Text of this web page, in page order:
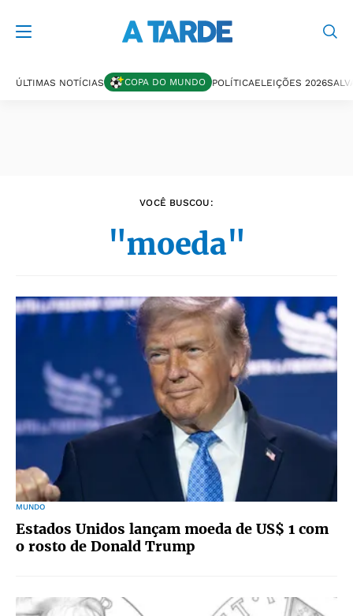
ÚLTIMAS NOTÍCIAS COPA DO MUNDO POLÍTICAELEIÇÕES 2026
VOCÊ BUSCOU:
"moeda"
MUNDO
Estados Unidos lançam moeda de US$ 1 com
o rosto de Donald Trump